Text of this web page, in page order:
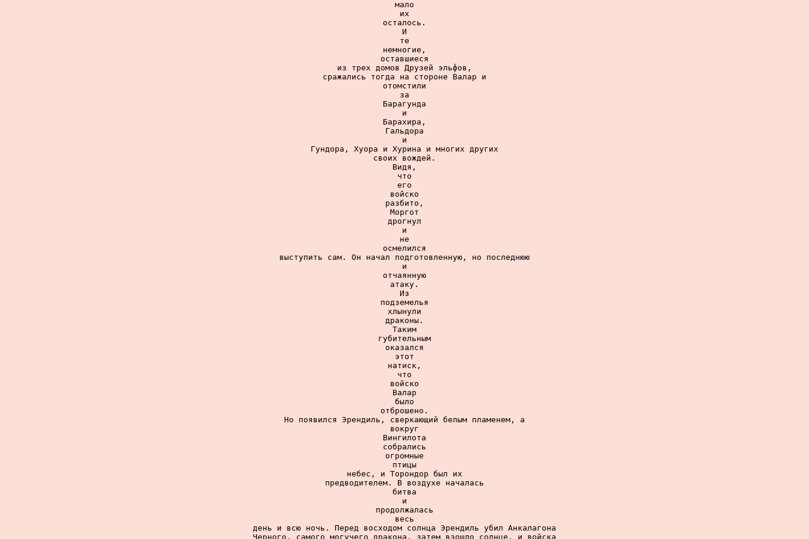
мало
их
осталось.
И
те
немногие,
оставшиеся
из трех домов Друзей эльфов,
сражались тогда на стороне Валар и
отомстили
за
Барагунда
и
Барахира,
Гальдора
и
Гундора, Хуора и Хурина и многих других
своих вождей.
Видя,
что
его
войско
разбито,
Моргот
дрогнул
и
не
осмелился
выступить сам. Он начал подготовленную, но последнюю
и
отчаянную
атаку.
Из
подземелья
хлынули
драконы.
Таким
губительным
оказался
этот
натиск,
что
войско
Валар
было
отброшено.
Но появился Эрендиль, сверкающий белым пламенем, а
вокруг
Вингилота
собрались
огромные
птицы
небес, и Торондор был их
предводителем. В воздухе началась
битва
и
продолжалась
весь
день и всю ночь. Перед восходом солнца Эрендиль убил Анкалагона
Черного, самого могучего дракона, затем взошло солнце, и войска